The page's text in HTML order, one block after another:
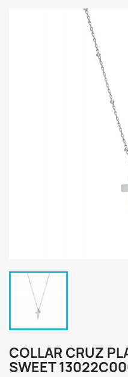
COLLAR CRUZ
SWEET